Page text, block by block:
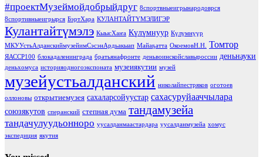
#проектМузеймойдобрыйдруг 8спортвныеигрынародоврся
8спортивныеигрырся БэртХара КУЛАНТАЙТҮМЭЛИГЭР
Кулантайтүмэлэ КыысХаҥа Күлүмнуур Күлүмнүүр
МКУУстьАлданскиймузейимСэсэнАрдьакыап Майаҕатта ОкоемовН.Н. Томтор
ЯАССР100 блокадаленинграда братьянафронте деньвоинскойславыроссии деньнауки
деньхомуса историяодногоэкспоната музеиякутии музей
музейустьалданский николайпестряков оготоев
оллоновы открытиемузея сахаларсойуустар сахасуруйааччылара
союзякутов сперанский степная дума тандамузейа
тандачулуудьонноро уусалданмаастардара уусалданмузейа хомус
экспедиция якутия